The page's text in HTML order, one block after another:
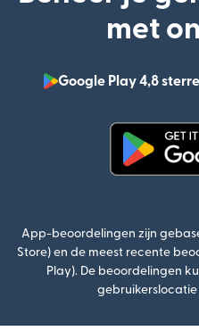
met
Google Play 4,8
App-beoordelingen zijn
Store) en de meest recente
Play). De beoordelingen